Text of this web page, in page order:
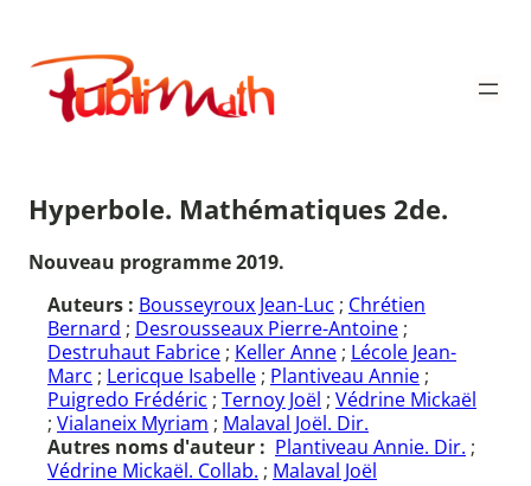
contenu
Publimath
Hyperbole. Mathématiques 2de.
Nouveau programme 2019.
Auteurs : Bousseyroux Jean-Luc ; Chrétien
Bernard ; Desrousseaux Pierre-Antoine ;
Destruhaut Fabrice ; Keller Anne ; Lécole Jean-
Marc ; Lericque Isabelle ; Plantiveau Annie ;
Puigredo Frédéric ; Ternoy Joël ; Védrine Mickaël
; Vialaneix Myriam ; Malaval Joël. Dir.
Autres noms d'auteur : Plantiveau Annie. Dir. ;
Védrine Mickaël. Collab. ; Malaval Joël